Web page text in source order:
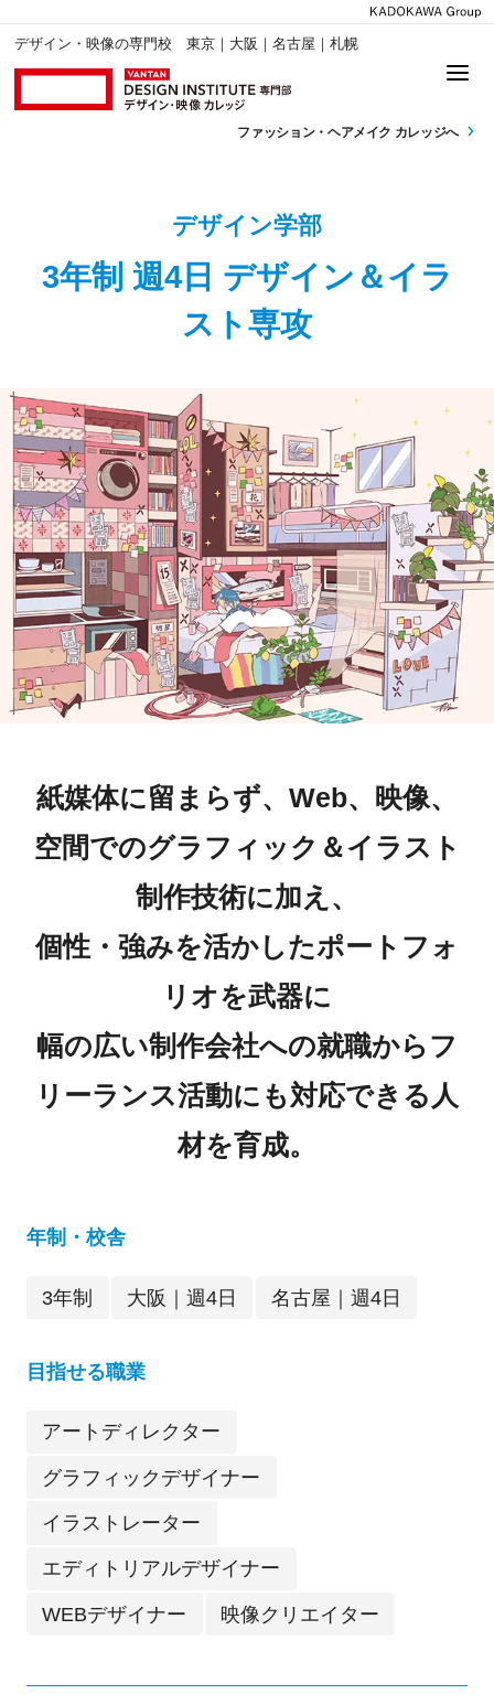
デザイン・映像の専門校 東京｜大阪｜名古屋｜札幌
ファッション・ ヘアメイク カレッジへ
デザイン学部
3年制 週4日 デザイン＆イラ
スト専攻
紙媒体に留まらず、Web、映像、
空間でのグラフィック＆イラスト
制作技術に加え、
個性・強みを活かしたポートフォ
リオを武器に
幅の広い制作会社への就職からフ
リーランス活動にも対応できる人
材を育成。
年制・校舎
3年制 大阪｜週4日 名古屋｜週4日
目指せる職業
アートディレクター
グラフィックデザイナー
イラストレーター
エディトリアルデザイナー
WEBデザイナー 映像クリエイター